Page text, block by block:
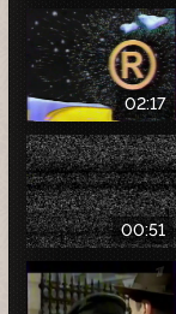
02:17
00:51